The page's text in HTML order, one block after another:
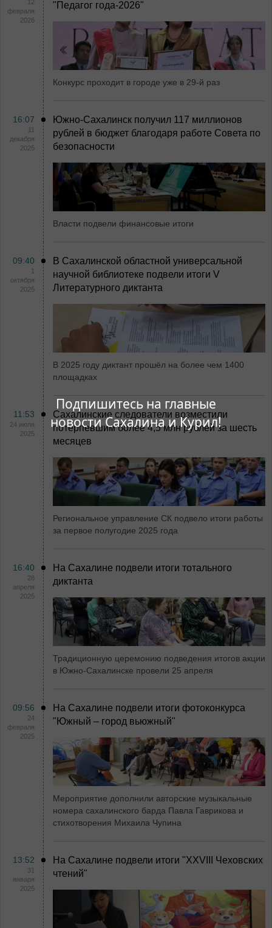
Подпишитесь на главные
новости Сахалина и Курил!
12
февраля
2026
"Педагог года-2026"
Конкурс проходит в городе уже в 29-й раз
16:07
11
декабря
2025
Южно-Сахалинск получил 117 миллионов
рублей в бюджет благодаря работе Совета по
безопасности
Власти подвели финансовые итоги
09:40
1
октября
2025
В Сахалинской областной универсальной
научной библиотеке подвели итоги V
Литературного диктанта
В 2025 году диктант прошёл на более чем 1400
площадках
11:53
24 июля
2025
Сахалинские следователи возместили
потерпевшим более 4,5 млн рублей за шесть
месяцев
Региональное управление СК подвело итоги работы
за первое полугодие 2025 года
16:40
28
апреля
2025
На Сахалине подвели итоги тотального
диктанта
Традиционную церемонию подведения итогов акции
в Южно-Сахалинске провели 25 апреля
09:56
24
февраля
2025
На Сахалине подвели итоги фотоконкурса
"Южный – город вьюжный"
Мероприятие дополнили авторские музыкальные
номера сахалинского барда Павла Гаврикова и
стихотворения Михаила Чупина
13:52
31
января
2025
На Сахалине подвели итоги "XXVIII Чеховских
чтений"